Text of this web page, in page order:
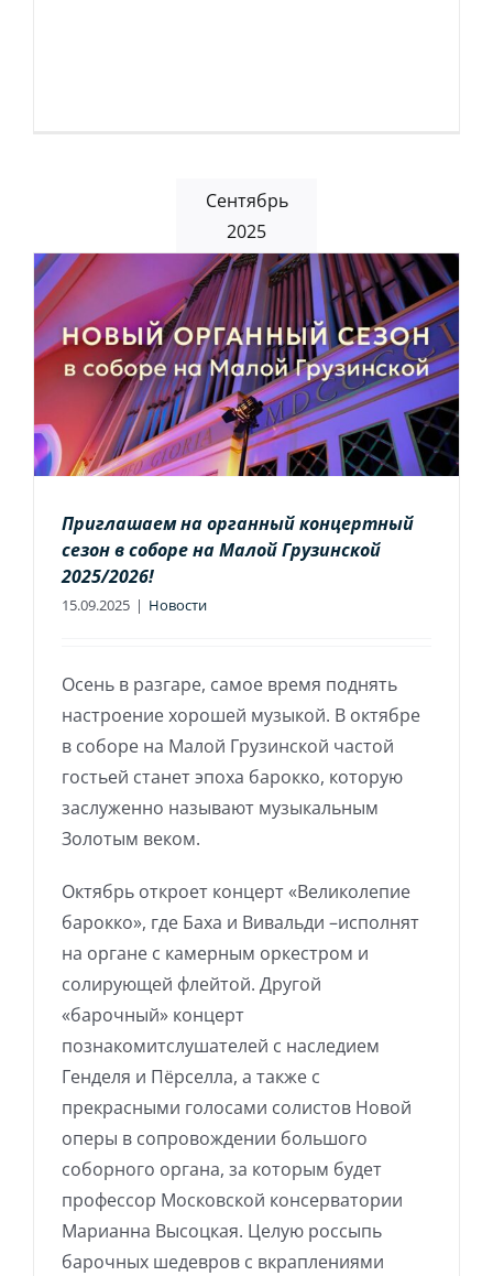
Сентябрь
2025
Приглашаем на органный концертный
сезон в соборе на Малой Грузинской
2025/2026!
15.09.2025 | Новости
Осень в разгаре, самое время поднять
настроение хорошей музыкой. В октябре
в соборе на Малой Грузинской частой
гостьей станет эпоха барокко, которую
заслуженно называют музыкальным
Золотым веком.
Октябрь откроет концерт «Великолепие
барокко», где Баха и Вивальди –исполнят
на органе с камерным оркестром и
солирующей флейтой. Другой
«барочный» концерт
познакомитслушателей с наследием
Генделя и Пёрселла, а также с
прекрасными голосами солистов Новой
оперы в сопровождении большого
соборного органа, за которым будет
профессор Московской консерватории
Марианна Высоцкая. Целую россыпь
барочных шедевров с вкраплениями